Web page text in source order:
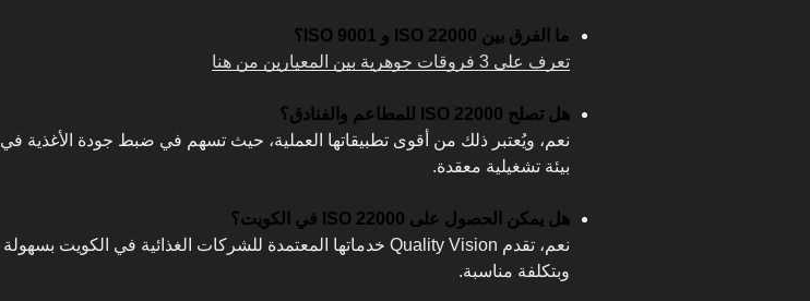
ما الفرق بين ISO 22000 و ISO 9001؟
تعرف على 3 فروقات جوهرية بين المعيارين من هنا
هل تصلح ISO 22000 للمطاعم والفنادق؟
نعم، ويُعتبر ذلك من أقوى تطبيقاتها العملية، حيث تسهم في ضبط جودة الأغذية في
بيئة تشغيلية معقدة.
هل يمكن الحصول على ISO 22000 في الكويت؟
نعم، تقدم Quality Vision خدماتها المعتمدة للشركات الغذائية في الكويت بسهولة
وبتكلفة مناسبة.